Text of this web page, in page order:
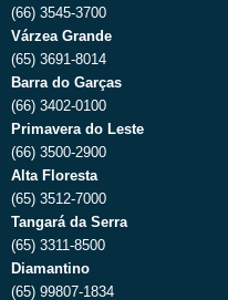
(66) 3545-3700
Várzea Grande
(65) 3691-8014
Barra do Garças
(66) 3402-0100
Primavera do Leste
(66) 3500-2900
Alta Floresta
(65) 3512-7000
Tangará da Serra
(65) 3311-8500
Diamantino
(65) 99807-1834